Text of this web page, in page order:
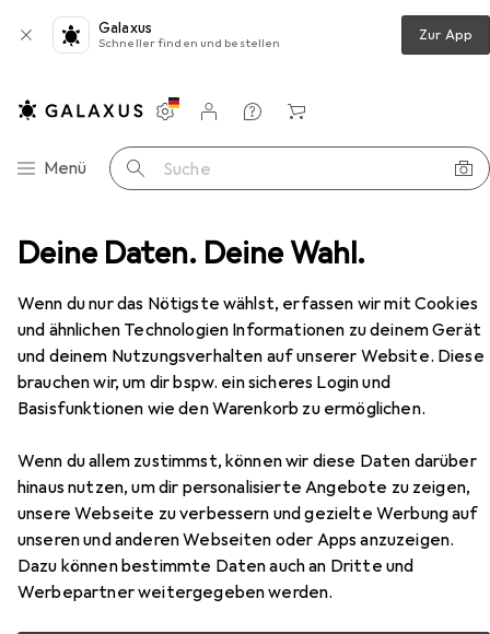
Deine Daten. Deine Wahl.
Wenn du nur das Nötigste wählst, erfassen wir mit Cookies
und ähnlichen Technologien Informationen zu deinem Gerät
und deinem Nutzungsverhalten auf unserer Website. Diese
brauchen wir, um dir bspw. ein sicheres Login und
Basisfunktionen wie den Warenkorb zu ermöglichen.
Wenn du allem zustimmst, können wir diese Daten darüber
hinaus nutzen, um dir personalisierte Angebote zu zeigen,
unsere Webseite zu verbessern und gezielte Werbung auf
unseren und anderen Webseiten oder Apps anzuzeigen.
Dazu können bestimmte Daten auch an Dritte und
Werbepartner weitergegeben werden.
Galaxus
Schneller finden und bestellen Zur App
Navigation nach Kategorien
Menü Suche
Einstellungen
Kundenkonto
Vergleichslisten
Merklisten
Warenkorb
Leitz Cosy Whiteboard aus Glas 45 x 45 cm, Gelb
EUR
54,70
LeitzCosy Whiteboard aus Glas 45 x
45 cm, Gelb
45 x 45 cm
Zubehör für Leitz Cosy
Whiteboard aus Glas 45 x 45 cm,
Gelb